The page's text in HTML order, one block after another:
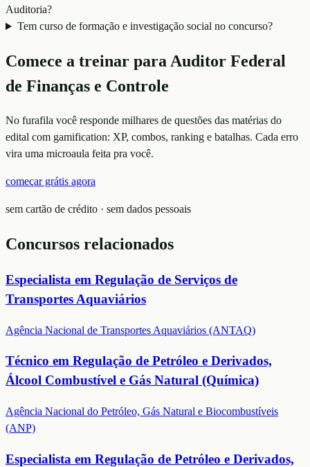
Auditoria?
Tem curso de formação e investigação social no concurso?
Comece a treinar paraAuditor Federal
de Finanças e Controle
No furafila você responde milhares de questões das matérias do
edital com gamification: XP, combos, ranking e batalhas. Cada erro
vira uma microaula feita pra você.
começar grátis agora
sem cartão de crédito · sem dados pessoais
Concursos relacionados
Especialista em Regulação de Serviços de
Transportes Aquaviários
Agência Nacional de Transportes Aquaviários (ANTAQ)
Técnico em Regulação de Petróleo e Derivados,
Álcool Combustível e Gás Natural (Química)
Agência Nacional do Petróleo, Gás Natural e Biocombustíveis
(ANP)
Especialista em Regulação de Petróleo e Derivados,